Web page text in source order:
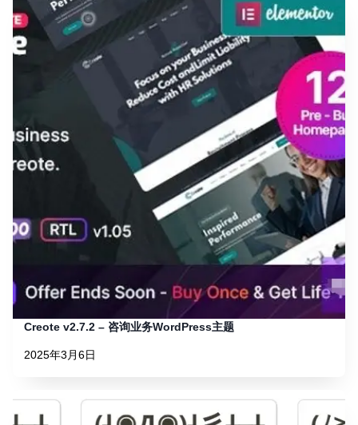
Creote v2.7.2 – 咨询业务WordPress主题
2025年3月6日